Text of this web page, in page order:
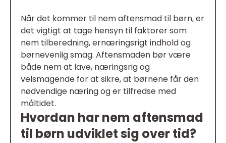
Når det kommer til nem aftensmad til børn, er
det vigtigt at tage hensyn til faktorer som
nem tilberedning, ernæringsrigt indhold og
børnevenlig smag. Aftensmaden bør være
både nem at lave, næringsrig og
velsmagende for at sikre, at børnene får den
nødvendige næring og er tilfredse med
måltidet.
Hvordan har nem aftensmad
til børn udviklet sig over tid?